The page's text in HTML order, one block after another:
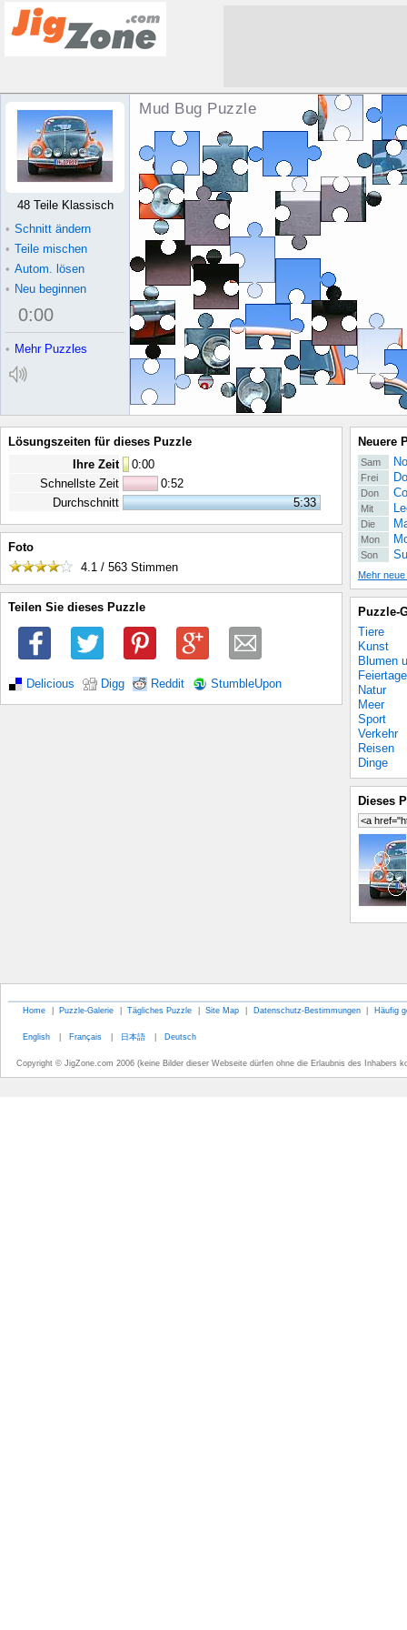
Mud Bug Puzzle
48 Teile Klassisch
• Schnitt ändern
• Teile mischen
• Autom. lösen
• Neu beginnen
0:00
• Mehr Puzzles
Lösungszeiten für dieses Puzzle
Ihre Zeit
0:00
Schnellste Zeit
0:52
Durchschnitt
5:33
Foto
4.1 / 563 Stimmen
Teilen Sie dieses Puzzle
Delicious Digg Reddit StumbleUpon
Neuere
Sam
Frei
Don
Mit
Die
Mon
Son
Mehr
Puzzle-
Tiere
Kunst
Blumen
Feiertage
Natur
Meer
Sport
Verkehr
Reisen
Dinge
Dieses
Home | Puzzle-Galerie | Tägliches Puzzle | Site Map | Datenschutz-Bestimmungen | Häufig
English | Français | 日本語 | Deutsch
Copyright © JigZone.com 2006 (keine Bilder dieser Webseite dürfen ohne die Erlaubnis des Inhabers